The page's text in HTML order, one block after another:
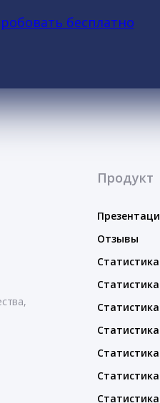
бесплатно
Продукт
Отзывы